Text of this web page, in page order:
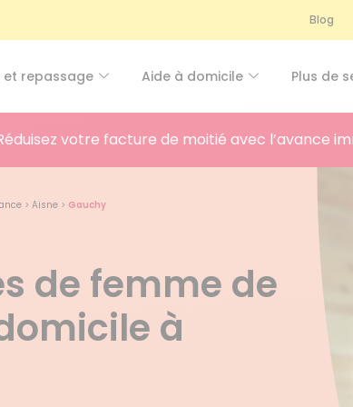
Blog
et repassage Aide à domicile Plus de
votre facture de moitié avec l’avance
> Aisne > Gauchy
de femme de
à